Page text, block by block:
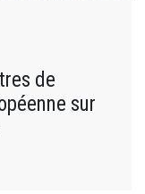
de
sur